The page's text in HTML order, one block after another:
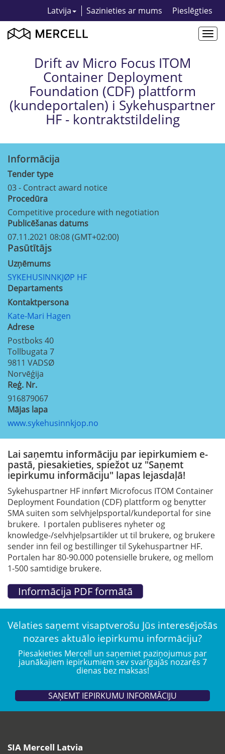
Latvija Sazinieties ar mums Pieslēgties
Drift av Micro Focus ITOM
Container Deployment
Foundation (CDF) plattform
(kundeportalen) i Sykehuspartner
HF - kontraktstildeling
Informācija
Tender type
03 - Contract award notice
Procedūra
Competitive procedure with negotiation
Publicēšanas datums
07.11.2021 08:08 (GMT+02:00)
Pasūtītājs
Uzņēmums
SYKEHUSINNKJØP HF
Departaments
Kontaktpersona
Kate-Mari Hagen
Adrese
Postboks 40
Tollbugata 7
9811 VADSØ
Norvēģija
Reģ. Nr.
916879067
Mājas lapa
www.sykehusinnkjop.no
Lai saņemtu informāciju par iepirkumiem e-
pastā, piesakieties, spiežot uz "Saņemt
iepirkumu informāciju" lapas lejasdaļā!
Sykehuspartner HF innført Microfocus ITOM Container
Deployment Foundation (CDF) plattform og benytter
SMA suiten som selvhjelpsportal/kundeportal for sine
brukere. I portalen publiseres nyheter og
knowledge-/selvhjelpsartikler ut til brukere, og brukere
sender inn feil og bestillinger til Sykehuspartner HF.
Portalen har 80-90.000 potensielle brukere, og mellom
1-500 samtidige brukere.
Vēlaties saņemt visaptverošu Jūs interesējošās
nozares aktuālo iepirkumu informāciju?
Piesakieties Mercell un saņemiet paziņojumus par
jaunākajiem iepirkumiem sev svarīgajās nozarēs 7
dienas bez maksas!
SAŅEMT IEPIRKUMU INFORMĀCIJU
SIA Mercell Latvia